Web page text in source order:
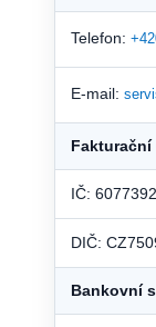
Telefon:
E-mail:
Fakturační
IČ:
DIČ:
Bankovní